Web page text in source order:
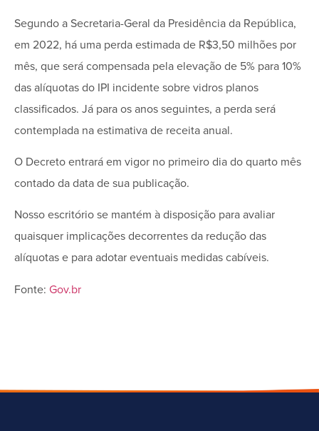
Segundo a Secretaria-Geral da Presidência da República,
em 2022, há uma perda estimada de R$3,50 milhões por
mês, que será compensada pela elevação de 5% para 10%
das alíquotas do IPI incidente sobre vidros planos
classificados. Já para os anos seguintes, a perda será
contemplada na estimativa de receita anual.
O Decreto entrará em vigor no primeiro dia do quarto mês
contado da data de sua publicação.
Nosso escritório se mantém à disposição para avaliar
quaisquer implicações decorrentes da redução das
alíquotas e para adotar eventuais medidas cabíveis.
Fonte: Gov.br